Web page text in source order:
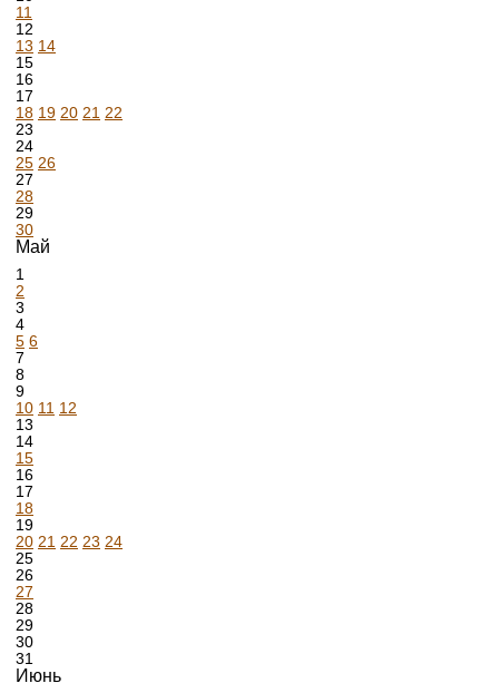
11
12
13 14
15
16
17
18 19 20 21 22
23
24
25 26
27
28
29
30
Май
1
2
3
4
5 6
7
8
9
10 11 12
13
14
15
16
17
18
19
20 21 22 23 24
25
26
27
28
29
30
31
Июнь